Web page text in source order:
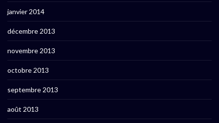
janvier 2014
décembre 2013
novembre 2013
octobre 2013
septembre 2013
août 2013